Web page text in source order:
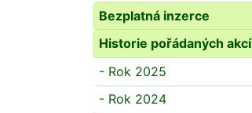
Bezplatná inzerce
Historie pořádaných akcí
- Rok 2025
- Rok 2024